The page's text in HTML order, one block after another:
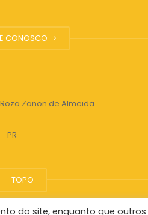
CONOSCO
Zanon de Almeida
PR
TOPO
do site, enquanto que outros